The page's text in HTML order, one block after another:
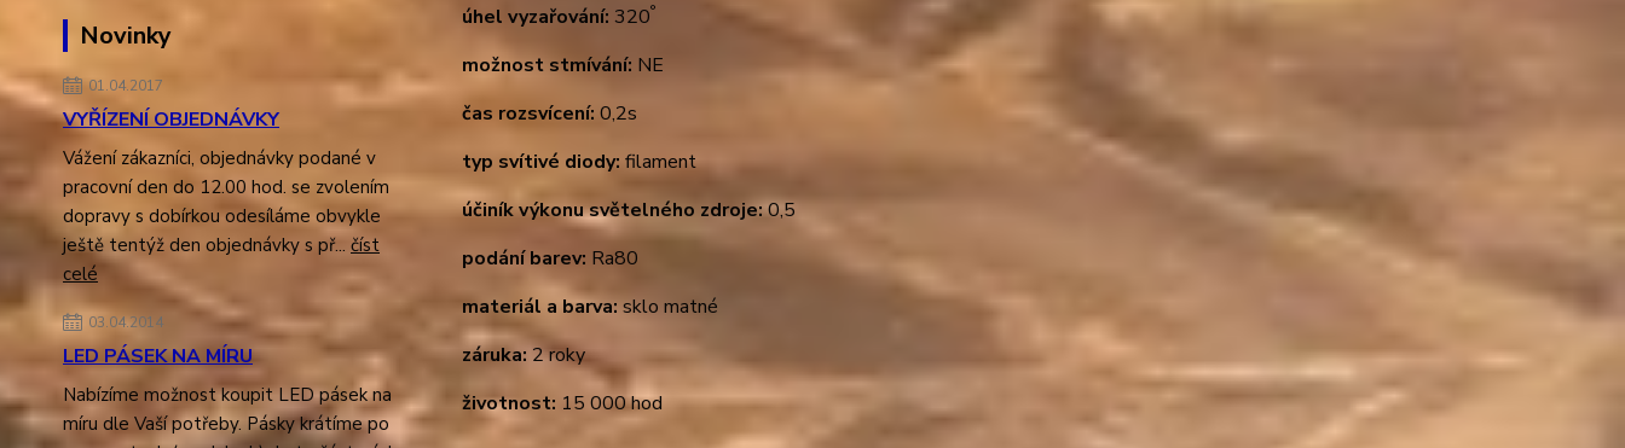
Novinky
01.04.2017
VYŘÍZENÍ OBJEDNÁVKY
Vážení zákazníci, objednávky podané v
pracovní den do 12.00 hod. se zvolením
dopravy s dobírkou odesíláme obvykle
ještě tentýž den objednávky s př... číst
celé
03.04.2014
LED PÁSEK NA MÍRU
Nabízíme možnost koupit LED pásek na
míru dle Vaší potřeby. Pásky krátíme po
úhel vyzařování: 320°
možnost stmívání: NE
čas rozsvícení: 0,2s
typ svítivé diody: filament
účiník výkonu světelného zdroje:0,5
podání barev: Ra80
materiál a barva: sklo matné
záruka: 2 roky
životnost: 15 000 hod